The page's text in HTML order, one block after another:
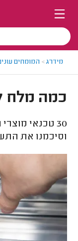
מידרג> המומחים
כמה מלח
30 טכנאי
וסיכמנו את